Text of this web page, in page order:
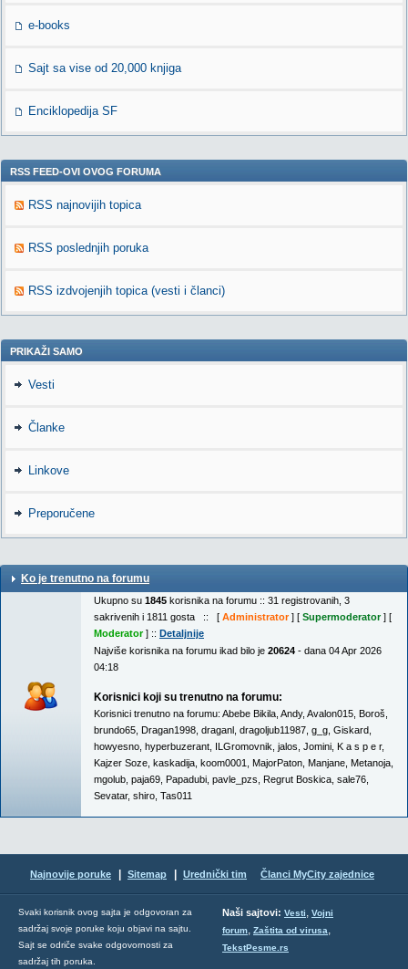
e-books
Sajt sa vise od 20,000 knjiga
Enciklopedija SF
RSS FEED-OVI OVOG FORUMA
RSS najnovijih topica
RSS poslednjih poruka
RSS izdvojenjih topica (vesti i članci)
PRIKAŽI SAMO
Vesti
Članke
Linkove
Preporučene
Ko je trenutno na forumu
Ukupno su 1845 korisnika na forumu :: 31 registrovanih, 3
sakrivenih i 1811 gosta :: [ Administrator] [ Supermoderator] [
Moderator] :: Detaljnije
Najviše korisnika na forumu ikad bilo je 20624 - dana 04 Apr 2026
04:18
Korisnici koji su trenutno na forumu:
Korisnici trenutno na forumu: Abebe Bikila Andy, Avalon015 Boroš
brundo65 Dragan1998 draganl dragoljub11987 g_g Giskard
howyesno hyperbuzerant ILGromovnik jalos Jomini K a s p e r,
Kajzer Soze kaskadija koom0001 MajorPaton Manjane Metanoja
mgolub paja69 Papadubi pavle_pzs Regrut Boskica sale76
Sevatar, shiro Tas011
Najnovije poruke Sitemap Urednički tim Članci MyCity zajednice
Svaki korisnik ovog sajta je odgovoran za
sadržaj svoje poruke koju objavi na sajtu.
Sajt se odriče svake odgovornosti za
sadržaj tih poruka.
Naši sajtovi: Vesti, Vojni
forum, Zaštita od virusa,
TekstPesme.rs